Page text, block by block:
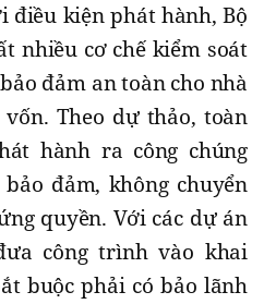
điều kiện phát hành, Bộ
nhiều cơ chế kiểm soát
đảm an toàn cho nhà
Theo dự thảo, toàn
hành ra công chúng
đảm, không chuyển
quyền. Với các dự án
công trình vào khai
buộc phải có bảo lãnh